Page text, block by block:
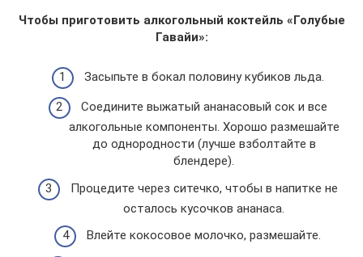
Чтобы приготовить алкогольный коктейль «Голубые
Гавайи»:
Засыпьте в бокал половину кубиков льда.
Соедините выжатый ананасовый сок и все
алкогольные компоненты. Хорошо размешайте
до однородности (лучше взболтайте в
блендере).
Процедите через ситечко, чтобы в напитке не
осталось кусочков ананаса.
Влейте кокосовое молочко, размешайте.